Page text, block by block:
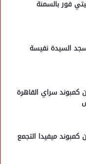
فور بالسمنة
السيدة نفيسة
كمبوند سراي القاهرة
ميفيدا التجمع